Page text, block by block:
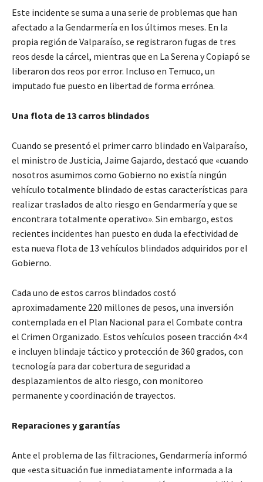
Este incidente se suma a una serie de problemas que han
afectado a la Gendarmería en los últimos meses. En la
propia región de Valparaíso, se registraron fugas de tres
reos desde la cárcel, mientras que en La Serena y Copiapó se
liberaron dos reos por error. Incluso en Temuco, un
imputado fue puesto en libertad de forma errónea.
Una flota de 13 carros blindados
Cuando se presentó el primer carro blindado en Valparaíso,
el ministro de Justicia, Jaime Gajardo, destacó que «cuando
nosotros asumimos como Gobierno no existía ningún
vehículo totalmente blindado de estas características para
realizar traslados de alto riesgo en Gendarmería y que se
encontrara totalmente operativo». Sin embargo, estos
recientes incidentes han puesto en duda la efectividad de
esta nueva flota de 13 vehículos blindados adquiridos por el
Gobierno.
Cada uno de estos carros blindados costó
aproximadamente 220 millones de pesos, una inversión
contemplada en el Plan Nacional para el Combate contra
el Crimen Organizado. Estos vehículos poseen tracción 4×4
e incluyen blindaje táctico y protección de 360 grados, con
tecnología para dar cobertura de seguridad a
desplazamientos de alto riesgo, con monitoreo
permanente y coordinación de trayectos.
Reparaciones y garantías
Ante el problema de las filtraciones, Gendarmería informó
que «esta situación fue inmediatamente informada a la